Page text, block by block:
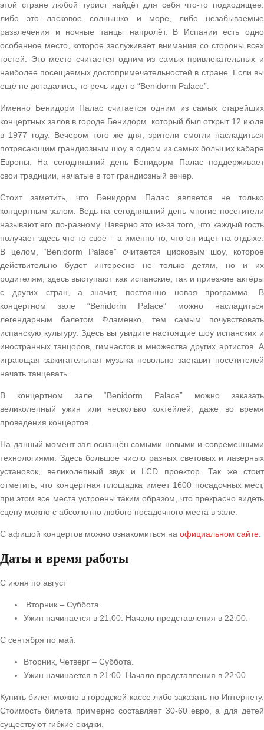
этой стране любой турист найдёт для себя что-то подходящее:
либо это ласковое солнышко и море, либо незабываемые
развлечения и ночные танцы напролёт. В Испании есть одно
особенное место, которое заслуживает внимания со стороны всех
гостей. Это место считается одним из самых привлекательных и
наиболее посещаемых достопримечательностей в стране. Если вы
ещё не догадались, то речь идёт о “Benidorm Palace”.
Именно Бенидорм Палас считается одним из самых старейших
концертных залов в городе Бенидорм. который был открыт 12 июля
в 1977 году. Вечером того же дня, зрители смогли насладиться
потрясающим грандиозным шоу в одном из самых больших кабаре
Европы. На сегодняшний день Бенидорм Палас поддерживает
свои традиции, начатые в тот грандиозный вечер.
Стоит заметить, что Бенидорм Палас является не только
концертным залом. Ведь на сегодняшний день многие посетители
называют его по-разному. Наверно это из-за того, что каждый гость
получает здесь что-то своё – а именно то, что он ищет на отдыхе.
В целом, “Benidorm Palace” считается цирковым шоу, которое
действительно будет интересно не только детям, но и их
родителям, здесь выступают как испанские, так и приезжие актёры
с других стран, а значит, постоянно новая программа. В
концертном зале “Benidorm Palace” можно насладиться
легендарным балетом Фламенко, тем самым почувствовать
испанскую культуру. Здесь вы увидите настоящие шоу испанских и
иностранных танцоров, гимнастов и множества других артистов. А
играющая зажигательная музыка невольно заставит посетителей
начать танцевать.
В концертном зале “Benidorm Palace” можно заказать
великолепный ужин или несколько коктейлей, даже во время
проведения концертов.
На данный момент зал оснащён самыми новыми и современными
технологиями. Здесь большое число разных световых и лазерных
установок, великолепный звук и LCD проектор. Так же стоит
отметить, что концертная площадка имеет 1600 посадочных мест,
при этом все места устроены таким образом, что прекрасно видеть
сцену можно с абсолютно любого посадочного места в зале.
C афишой концертов можно ознакомиться на официальном сайте
Даты и время работы
С июня по август
Вторник – Суббота.
Ужин начинается в 21:00. Начало представления в 22:00.
С сентября по май:
Вторник, Четверг – Суббота.
Ужин начинается в 21:00. Начало представления в 22:00
Купить билет можно в городской кассе либо заказать по Интернету.
Стоимость билета примерно составляет 30-60 евро, а для детей
существуют гибкие скидки.